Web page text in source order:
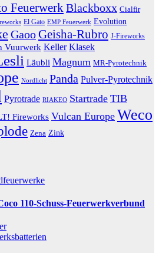
FeuerwerkBlackboxx Cialfir
El Gato EMP Feuerwerk Evolution
GaooGeisha-Rubro J-Fireworks
Vuurwerk Keller Klasek
Läubli Magnum MR-Pyrotechnik
Nordlicht Panda Pulver-Pyrotechnik
Pyrotrade RIAKEO Startrade TIB
Fireworks Vulcan Europe Weco
Zena Zink
110-Schuss-Feuerwerkverbund